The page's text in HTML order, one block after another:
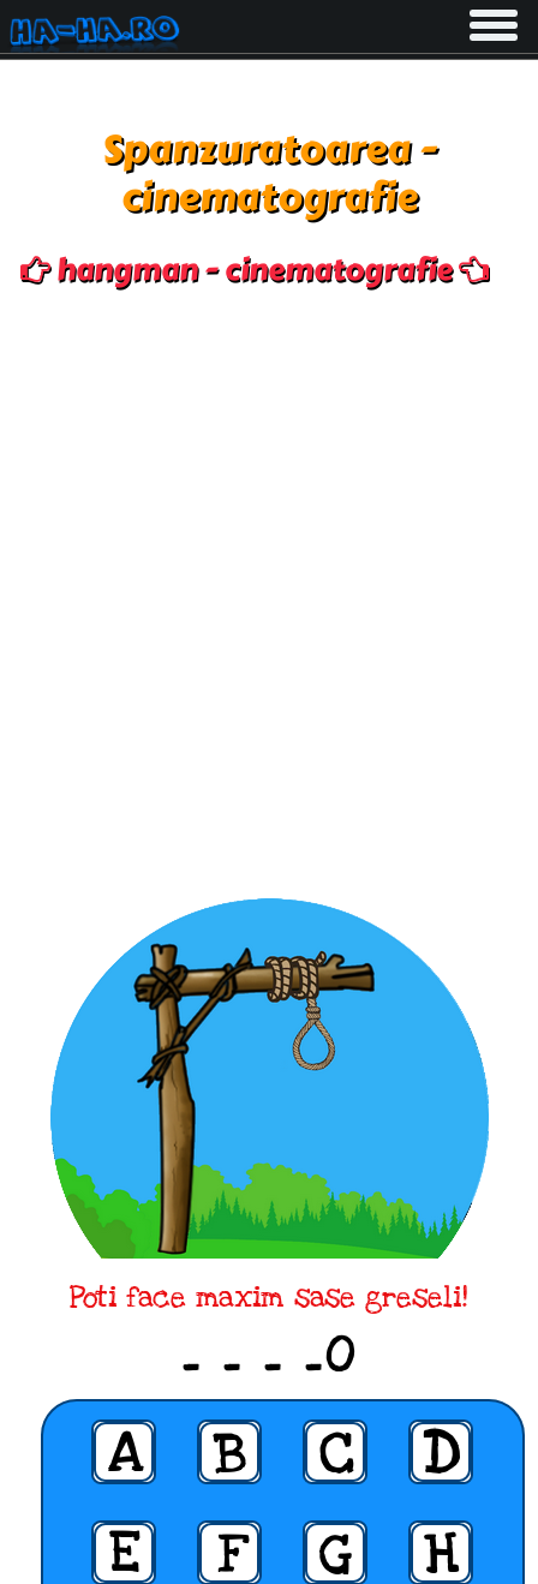
Toggle
Spanzuratoarea -
cinematografie
hangman - cinematografie
Poti face maxim sase greseli!
_ _ _ _O
A B C
D
E
F G
H